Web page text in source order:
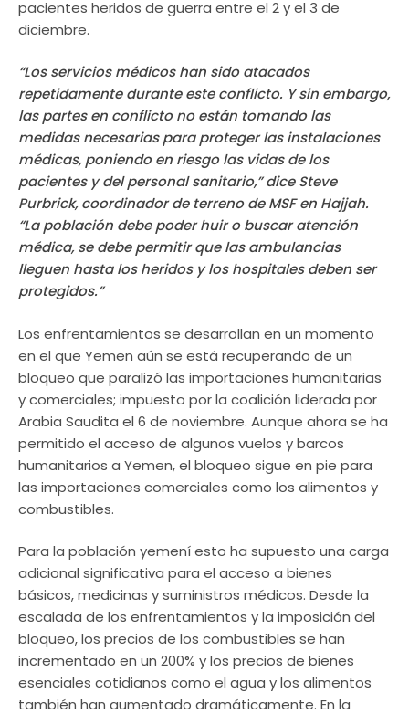
pacientes heridos de guerra entre el 2 y el 3 de
diciembre.
“Los servicios médicos han sido atacados
repetidamente durante este conflicto. Y sin embargo,
las partes en conflicto no están tomando las
medidas necesarias para proteger las instalaciones
médicas, poniendo en riesgo las vidas de los
pacientes y del personal sanitario,” dice Steve
Purbrick, coordinador de terreno de MSF en Hajjah.
“La población debe poder huir o buscar atención
médica, se debe permitir que las ambulancias
lleguen hasta los heridos y los hospitales deben ser
protegidos.”
Los enfrentamientos se desarrollan en un momento
en el que Yemen aún se está recuperando de un
bloqueo que paralizó las importaciones humanitarias
y comerciales; impuesto por la coalición liderada por
Arabia Saudita el 6 de noviembre. Aunque ahora se ha
permitido el acceso de algunos vuelos y barcos
humanitarios a Yemen, el bloqueo sigue en pie para
las importaciones comerciales como los alimentos y
combustibles.
Para la población yemení esto ha supuesto una carga
adicional significativa para el acceso a bienes
básicos, medicinas y suministros médicos. Desde la
escalada de los enfrentamientos y la imposición del
bloqueo, los precios de los combustibles se han
incrementado en un 200% y los precios de bienes
esenciales cotidianos como el agua y los alimentos
también han aumentado dramáticamente. En la